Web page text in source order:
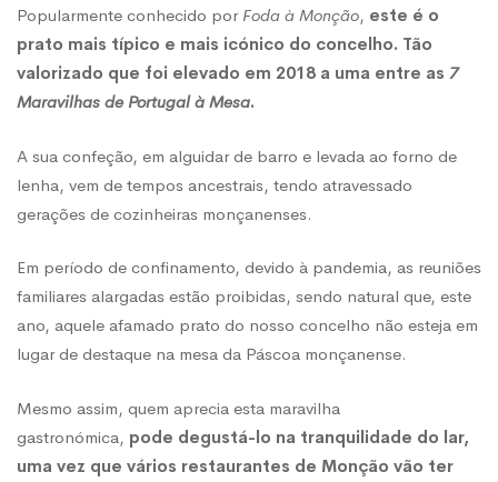
‘Foda’
em
take
away
Popularmente conhecido por Foda à Monção, este é o
prato mais típico e mais icónico do concelho. Tão
valorizado que foi elevado em 2018 a uma entre as 7
Maravilhas de Portugal à Mesa.
A sua confeção, em alguidar de barro e levada ao forno de
lenha, vem de tempos ancestrais, tendo atravessado
gerações de cozinheiras monçanenses.
Em período de confinamento, devido à pandemia, as reuniões
familiares alargadas estão proibidas, sendo natural que, este
ano, aquele afamado prato do nosso concelho não esteja em
lugar de destaque na mesa da Páscoa monçanense.
Mesmo assim, quem aprecia esta maravilha
gastronómica, pode degustá-lo na tranquilidade do lar,
uma vez que vários restaurantes de Monção vão ter